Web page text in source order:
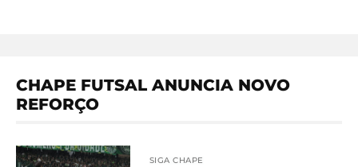
CHAPE FUTSAL ANUNCIA NOVO
REFORÇO
SIGA CHAPE